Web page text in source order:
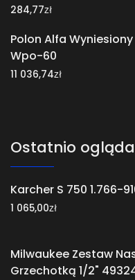
284,77zł
Polon Alfa
Wpo-60
11 036,74zł
Ostatnio
Karcher S 750 1.766-
1 065,00zł
Milwaukee Zestaw
Grzechotką 1/2"